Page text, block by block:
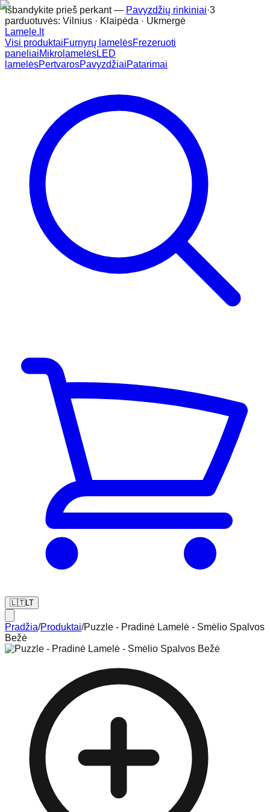
Išbandykite prieš perkant — Pavyzdžių rinkiniai·3
parduotuvės: Vilnius · Klaipėda · Ukmergė
Lamele.lt
Visi produktaiFurnyrų lamelėsFrezeruoti
paneliaiMikrolamelėsLED
lamelėsPertvarosPavyzdžiaiPatarimai
🇱🇹LT
Pradžia/Produktai/Puzzle - Pradinė Lamelė - Smėlio Spalvos
Bežė